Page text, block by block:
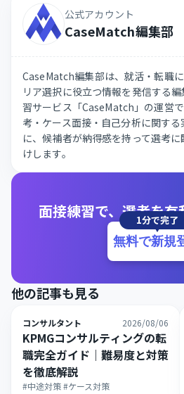
公式アカウント
CaseMatch編集部
CaseMatch編集部は、就活・転職
リア選択に役立つ情報を発信する
習サービス「CaseMatch」の運営
考・ケース面接・自己分析に関す
に、候補者が納得感を持って選考
けします。
面接練習で、選考を有
1分で完了
無料で新規
他の記事も見る
コンサルタント 2026/08/06
KPMGコンサルティングの転
職完全ガイド｜難易度と対策
を徹底解説
#中途対策 #ケース対策